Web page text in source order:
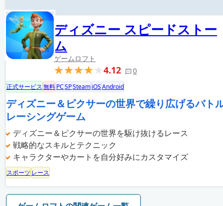
ディズニー スピードストー
ム
ゲームロフト
4.12 0
正式サービス無料PCSPSteamiOSAndroid
ディズニー＆ピクサーの世界で繰り広げるバト
レーシングゲーム
ディズニー＆ピクサーの世界を駆け抜けるレース
戦略的なスキルとテクニック
キャラクターやカートを自分好みにカスタマイズ
スポーツ レース